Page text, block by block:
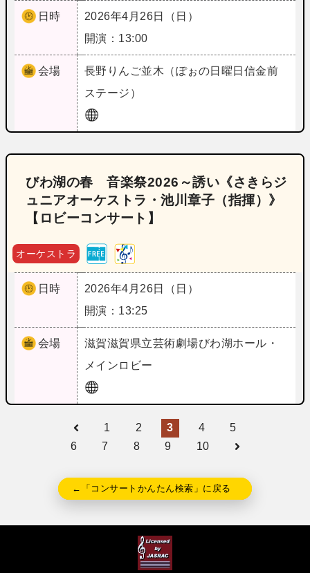
日時
2026年4月26日（日）
開演：13:00
会場 長野 りんご並木（ぽぉの日曜日信金前
ステージ）
びわ湖の春 音楽祭2026～誘い《さきらジ
ュニアオーケストラ・池川章子（指揮）》
【ロビーコンサート】
オーケストラ
日時
2026年4月26日（日）
開演：13:25
会場 滋賀滋賀県立芸術劇場びわ湖ホール・
メインロビー
1 2 3 4
5
6
7 8 9 10
←「コンサートかんたん検索」に戻る